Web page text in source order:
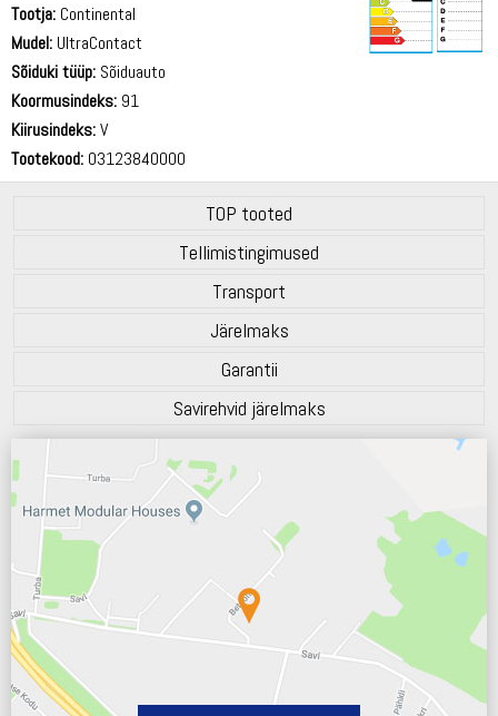
Tootja: Continental
Mudel: UltraContact
Sõiduki tüüp: Sõiduauto
Koormusindeks: 91
Kiirusindeks:V
Tootekood: 03123840000
TOP tooted
Tellimistingimused
Transport
Järelmaks
Garantii
Savirehvid järelmaks